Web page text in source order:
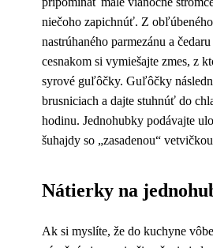
niečoho zapichnúť. Z
nastrúhaného parmezánu a
cesnakom si vymiešajte zmes, z
syrové guľôčky. Guľôčky
brusniciach a dajte stuhnúť do
hodinu. Jednohubky podávajte
šuhajdy so „zasadenou“
Nátierky na
Ak si myslíte, že do kuchyne